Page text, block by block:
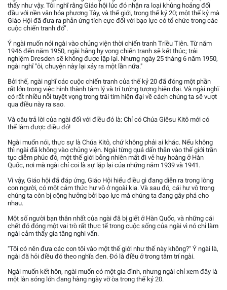
thấy như vậy. Tôi nghĩ rằng Giáo hội lúc đó nhận ra loại khủng hoảng đối
đầu với nền văn hóa phương Tây, và thế giới, trong thế kỷ 20; một thế kỷ mà
Giáo Hội đã đưa ra phản ứng tích cực đối với bạo lực có tổ chức trong các
cuộc chiến tranh đó”.
Ý ngài muốn nói ngài vào chủng viện thời chiến tranh Triều Tiên. Từ năm
1946 đến năm 1950, ngài hằng hy vọng chiến tranh sẽ kết thúc; trải
nghiệm Dresden sẽ không được lặp lại. Nhưng ngày 25 tháng 6 năm 1950,
ngài nghĩ "ôi, chuyện này lại xảy ra một lần nữa."
Bởi thế, ngài nghĩ các cuộc chiến tranh của thế kỷ 20 đã đóng một phần
rất lớn trong việc hình thành tâm lý và trí tưởng tượng hiện đại. Và ngài nghĩ
có rất nhiều nỗi tuyệt vọng trong trái tim hiện đại về cách chúng ta sẽ vượt
qua điều này ra sao.
Và câu trả lời của ngài đối với điều đó là: Chỉ có Chúa Giêsu Kitô mới có
thể làm được điều đó!
Ngài muốn nói, thực sự là Chúa Kitô, chứ không phải ai khác. Nếu không
thì ngài đã không vào chủng viện. Ngài từng quá dấn thân vào thế giới trần
tục diễm phúc đó, một thế giới bỗng nhiên mất đi vẻ huy hoàng ở Hàn
Quốc, nơi mà ngài chỉ coi là sự lặp lại của những năm 1939 và 1941.
Vì vậy, Giáo hội đã đáp ứng, Giáo Hội hiểu điều gì đang diễn ra trong lòng
con người, có một cảm thức hư vô ở ngoài kia. Và sau đó, cái hư vô trong
chúng ta còn bị cộng hưởng bởi bạo lực mà chúng ta đang gây phá cho
nhau.
Một số người bạn thân nhất của ngài đã bị giết ở Hàn Quốc, và những cái
chết đó đóng một vai trò rất thực tế trong cuộc sống của ngài vì nó chỉ làm
ngài cảm thấy gia tăng nghi vấn.
"Tôi có nên đưa các con tôi vào một thế giới như thế này không?" Ý ngài là,
ngài đã hỏi điều đó theo nghĩa đen. Đó là điều ở trong tâm trí ngài.
Ngài muốn kết hôn, ngài muốn có một gia đình, nhưng ngài chỉ xem đây là
một làn sóng lớn đang hàng ngày vỡ òa trong thế kỷ 20.